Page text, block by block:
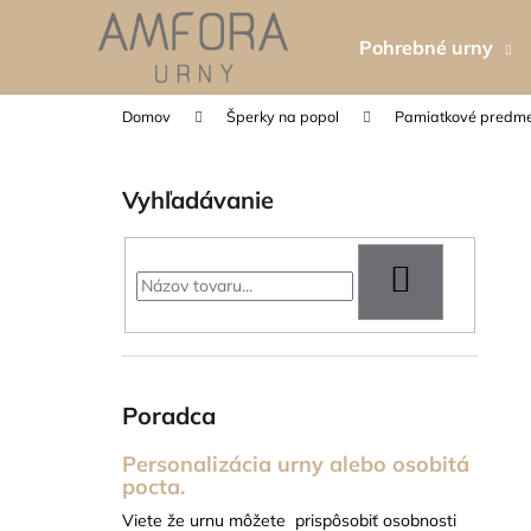
Pohrebné urny
Domov Šperky na popol Pamiatkové
Vyhľadávanie
Poradca
Personalizácia urny alebo osobitá
pocta.
Viete že urnu môžete prispôsobiť osobnosti
í
do
do
TABUĽKA NA URNU - 5X8 CM